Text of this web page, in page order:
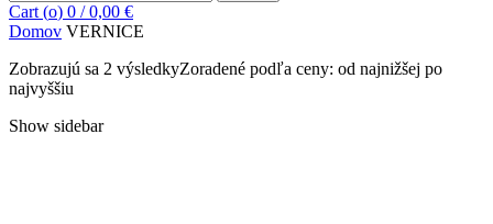
Cart (o) 0 / 0,00 €
Domov VERNICE
Zobrazujú sa 2 výsledkyZoradené podľa ceny: od najnižšej po
najvyššiu
Show sidebar